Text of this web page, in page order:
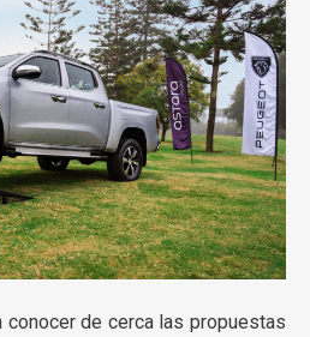
de cerca las propuestas